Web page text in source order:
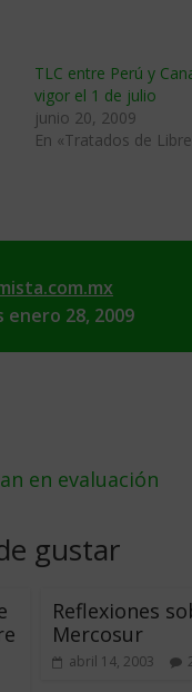
TLC entre Perú y
vigor el 1 de julio
junio 20, 2009
En «Tratados de
enero 28, 2009
en evaluación
gustar
Reflexiones
Mercosur
abril 14, 2003